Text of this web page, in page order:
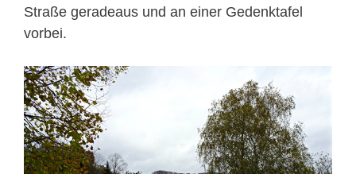
Straße geradeaus und an einer Gedenktafel
vorbei.